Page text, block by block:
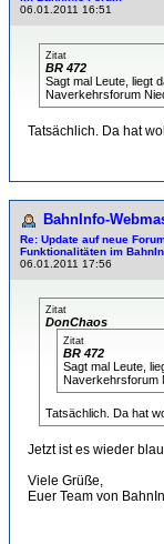
06.01.2011 16:51
Zitat
BR 472
Sagt mal Leute, liegt
Naverkehrsforum
Tatsächlich. Da hat
BahnInfo-
Re: Update auf neue
Funktionalitäten im
06.01.2011 17:56
Zitat
DonChaos
Zitat
BR 472
Sagt mal Leute,
Naverkehrsforum
Tatsächlich. Da hat
Jetzt ist es wieder
Viele Grüße,
Euer Team von